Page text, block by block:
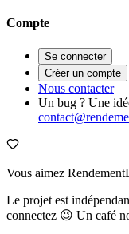
Compte
Se connecter
Créer un compte
Nous contacter
Un bug ? Une
Vous aimez
Le projet est
connectez 😉 Un café